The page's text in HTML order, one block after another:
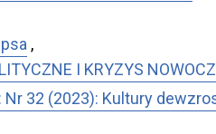
,
I KRYZYS
32 (2023): Kultury